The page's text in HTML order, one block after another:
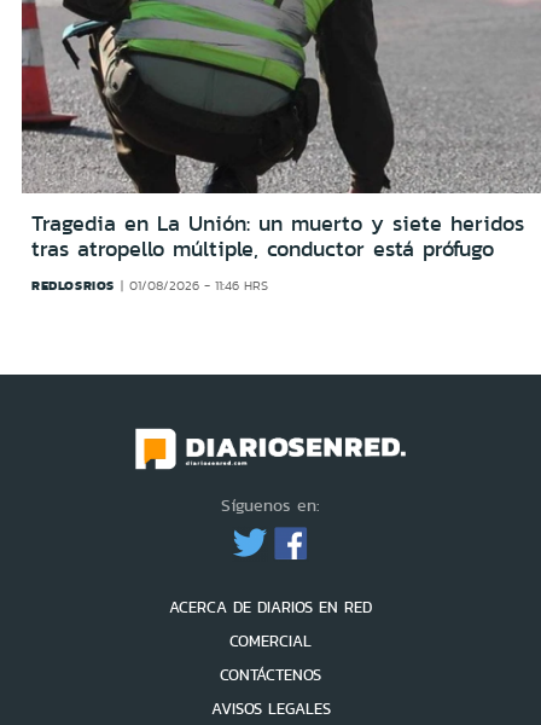
Tragedia en La Unión: un muerto y siete heridos
tras atropello múltiple, conductor está prófugo
REDLOSRIOS 01/08/2026 - 11:46 HRS
Síguenos en:
ACERCA DE DIARIOS EN RED
COMERCIAL
CONTÁCTENOS
AVISOS LEGALES